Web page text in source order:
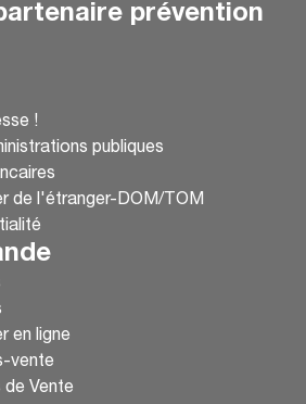
prévention
!
publiques
de l'étranger-DOM/TOM
en ligne
vente
de Vente